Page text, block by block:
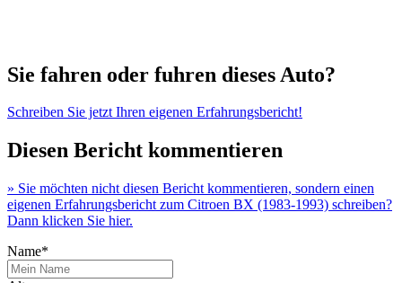
Sie fahren oder fuhren dieses Auto?
Schreiben Sie jetzt Ihren eigenen Erfahrungsbericht!
Diesen Bericht kommentieren
» Sie möchten nicht diesen Bericht kommentieren, sondern einen
eigenen Erfahrungsbericht zum Citroen BX (1983-1993) schreiben?
Dann klicken Sie hier.
Name*